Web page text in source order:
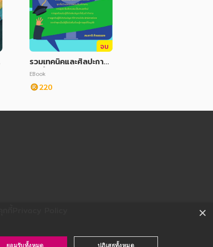
จบ
รวมเทคนิคและศิลปะการ
พูดที่สร้างความสำเร็จ
EBook
220
×
ยอมรับทั้งหมด ปฏิเสธทั้งหมด